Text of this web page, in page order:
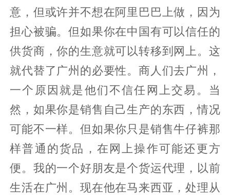
意，但或许并不想在阿里巴巴上做，因为
担心被骗。但如果你在中国有可以信任的
供货商，你的生意就可以转移到网上。这
就代替了广州的必要性。商人们去广州，
一个原因就是他们不信任网上交易。当
然，如果你是销售自己生产的东西，情况
可能不一样。但如果你只是销售牛仔裤那
样普通的货品，在网上操作可能还更方
便。我的一个好朋友是个货运代理，以前
生活在广州。现在他在马来西亚，处理从